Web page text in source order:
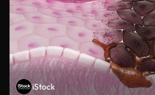
iStock